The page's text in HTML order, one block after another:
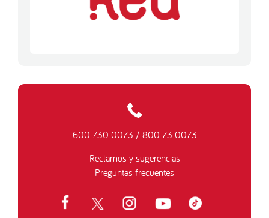
600 730 0073 / 800 73 0073
Reclamos y sugerencias
Preguntas frecuentes